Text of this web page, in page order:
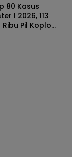
80 Kasus
I 2026, 113
Pil Koplo